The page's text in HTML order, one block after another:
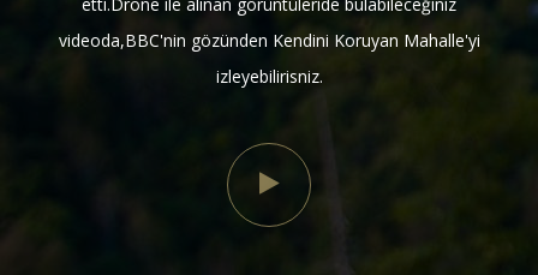
videoda,BBC'nin gözünden Kendini Koruyan Mahalle'yi
izleyebilirisniz.